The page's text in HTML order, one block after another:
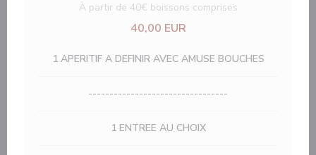
À partir de 40€ boissons comprises
40,00 EUR
1 APERITIF A DEFINIR AVEC AMUSE BOUCHES
---------------------------------
1 ENTREE AU CHOIX